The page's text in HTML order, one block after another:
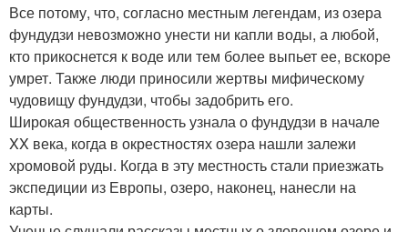
Все потому, что, согласно местным легендам, из озера
фундудзи невозможно унести ни капли воды, а любой,
кто прикоснется к воде или тем более выпьет ее, вскоре
умрет. Также люди приносили жертвы мифическому
чудовищу фундудзи, чтобы задобрить его.
Широкая общественность узнала о фундудзи в начале
XX века, когда в окрестностях озера нашли залежи
хромовой руды. Когда в эту местность стали приезжать
экспедиции из Европы, озеро, наконец, нанесли на
карты.